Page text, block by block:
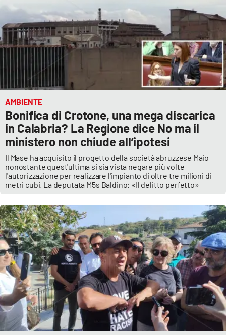
AMBIENTE
Bonifica di Crotone, una mega discarica
in Calabria? La Regione dice No ma il
ministero non chiude all’ipotesi
Il Mase ha acquisito il progetto della società abruzzese Maio
nonostante quest'ultima si sia vista negare più volte
l'autorizzazione per realizzare l'impianto di oltre tre milioni di
metri cubi. La deputata M5s Baldino: «Il delitto perfetto»